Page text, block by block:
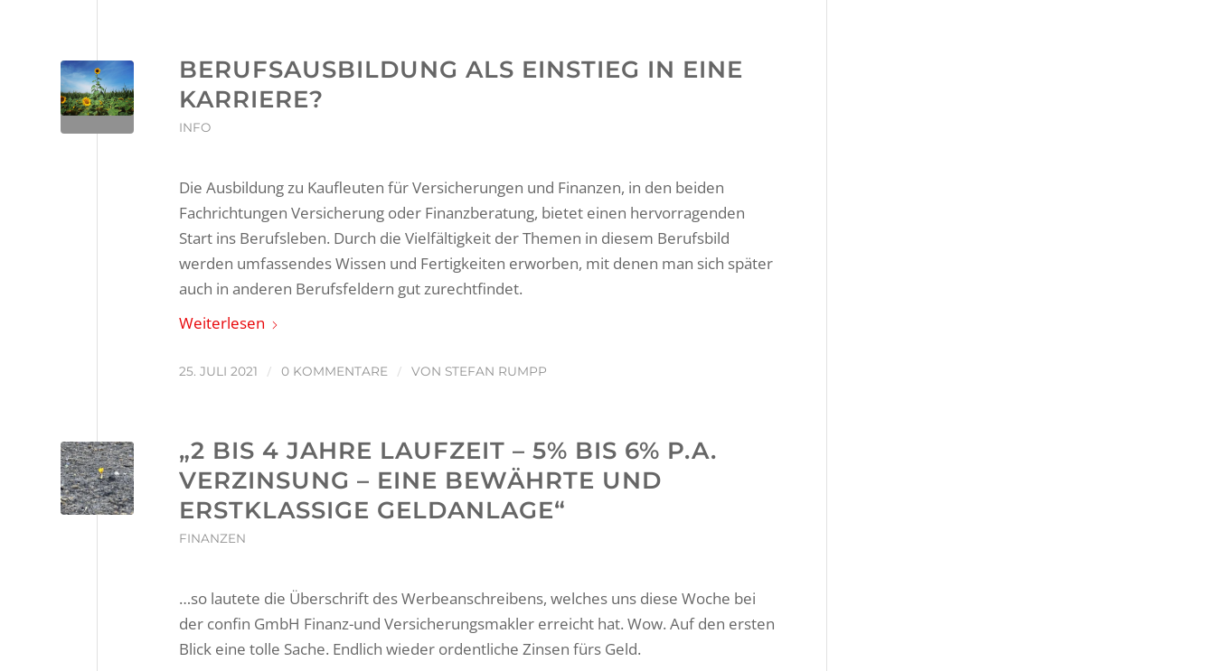
BERUFSAUSBILDUNG ALS EINSTIEG IN EINE
KARRIERE?
INFO
Die Ausbildung zu Kaufleuten für Versicherungen und Finanzen, in den beiden
Fachrichtungen Versicherung oder Finanzberatung, bietet einen hervorragenden
Start ins Berufsleben. Durch die Vielfältigkeit der Themen in diesem Berufsbild
werden umfassendes Wissen und Fertigkeiten erworben, mit denen man sich später
auch in anderen Berufsfeldern gut zurechtfindet.
Weiterlesen
25. JULI 2021 / 0 KOMMENTARE / VON STEFAN RUMPP
„2 BIS 4 JAHRE LAUFZEIT – 5% BIS 6% P.A.
VERZINSUNG – EINE BEWÄHRTE UND
ERSTKLASSIGE GELDANLAGE“
FINANZEN
…so lautete die Überschrift des Werbeanschreibens, welches uns diese Woche bei
der confin GmbH Finanz-und Versicherungsmakler erreicht hat. Wow. Auf den ersten
Blick eine tolle Sache. Endlich wieder ordentliche Zinsen fürs Geld.